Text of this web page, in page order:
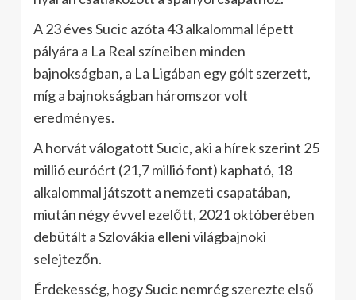
A 23 éves Sucic azóta 43 alkalommal lépett
pályára a La Real színeiben minden
bajnokságban, a La Ligában egy gólt szerzett,
míg a bajnokságban háromszor volt
eredményes.
A horvát válogatott Sucic, aki a hírek szerint 25
millió euróért (21,7 millió font) kapható, 18
alkalommal játszott a nemzeti csapatában,
miután négy évvel ezelőtt, 2021 októberében
debütált a Szlovákia elleni világbajnoki
selejtezőn.
Érdekesség, hogy Sucic nemrég szerezte első